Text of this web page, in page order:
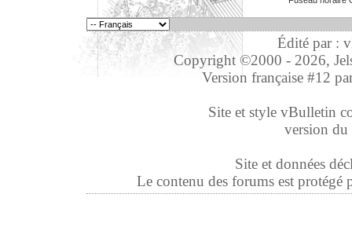
Édité par :
Copyright ©2000 - 2026,
Version française #12
Site et style vBulletin
version
Site et données
Le contenu des forums est protégé